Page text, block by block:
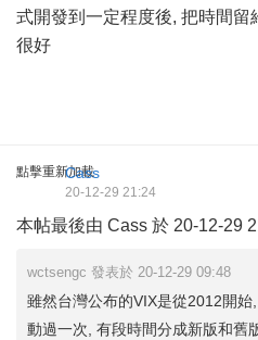
式開發到一定程度後, 把時間
很好
點擊重新加載
Cass
20-12-29 21:24
本帖最後由 Cass 於 20-12-29
wctsengc 發表於 20-12-29 09:48
雖然台灣公布的VIX是從2012開
動過一次, 有段時間分成新版和舊